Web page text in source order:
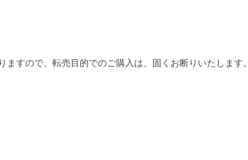
すので、転売目的でのご購入は、固くお断りいたします。